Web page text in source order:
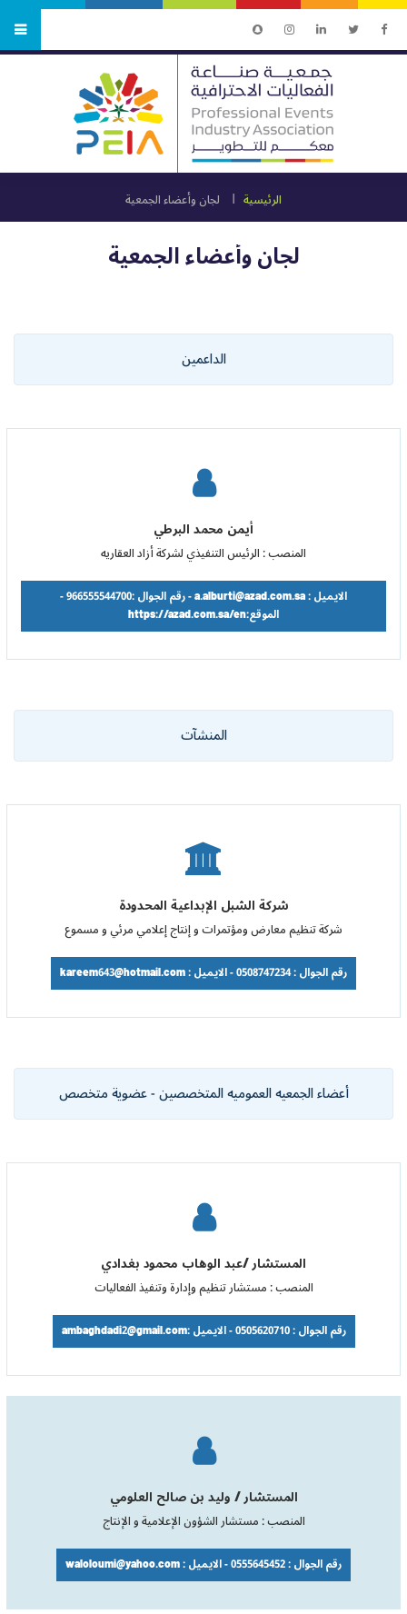
الرئيسية لجان وأعضاء الجمعية
لجان وأعضاء الجمعية
الداعمين
أيمن محمد البرطي
المنصب : الرئيس التنفيذي لشركة أزاد العقاريه
الايميل : a.alburti@azad.com.sa - رقم الجوال :966555544700 -
الموقع:https://azad.com.sa/en
المنشآت
شركة الشبل الإبداعية المحدودة
شركة تنظيم معارض ومؤتمرات و إنتاج إعلامي مرئي و مسموع
رقم الجوال : 0508747234 - الايميل : kareem643@hotmail.com
أعضاء الجمعيه العموميه المتخصصين - عضوية متخصص
المستشار /عبد الوهاب محمود بغدادي
المنصب : مستشار تنظيم وإدارة وتنفيذ الفعاليات
رقم الجوال : 0505620710 - الايميل :ambaghdadi2@gmail.com
المستشار / وليد بن صالح العلومي
المنصب : مستشار الشؤون الإعلامية و الإنتاج
رقم الجوال : 0555645452 - الايميل : waloloumi@yahoo.com